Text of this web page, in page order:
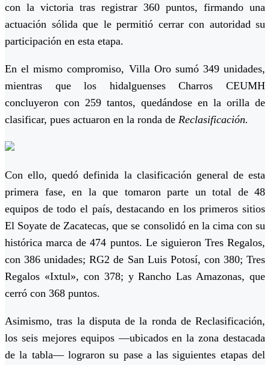
con la victoria tras registrar 360 puntos, firmando una
actuación sólida que le permitió cerrar con autoridad su
participación en esta etapa.
En el mismo compromiso, Villa Oro sumó 349 unidades,
mientras que los hidalguenses Charros CEUMH
concluyeron con 259 tantos, quedándose en la orilla de
clasificar, pues actuaron en la ronda de Reclasificación.
Con ello, quedó definida la clasificación general de esta
primera fase, en la que tomaron parte un total de 48
equipos de todo el país, destacando en los primeros sitios
El Soyate de Zacatecas, que se consolidó en la cima con su
histórica marca de 474 puntos. Le siguieron Tres Regalos,
con 386 unidades; RG2 de San Luis Potosí, con 380; Tres
Regalos «Ixtul», con 378; y Rancho Las Amazonas, que
cerró con 368 puntos.
Asimismo, tras la disputa de la ronda de Reclasificación,
los seis mejores equipos —ubicados en la zona destacada
de la tabla— lograron su pase a las siguientes etapas del